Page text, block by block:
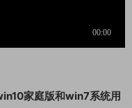
家庭版和win7系统用